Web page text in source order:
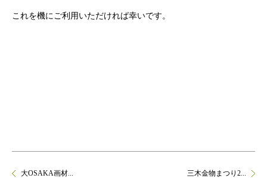
これを機にご利用いただければ幸いです。
大OSAKA画材... 三木金物まつり2...